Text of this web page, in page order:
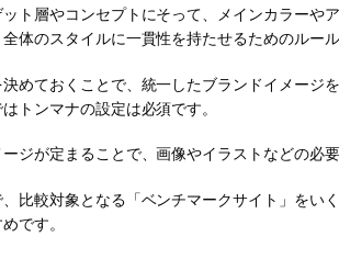
ト層やコンセプトにそって、メインカラー
体のスタイルに一貫性を持たせるためのルー
めておくことで、統一したブランドイメー
トンマナの設定は必須です。
ジが定まることで、画像やイラストなどの必
比較対象となる「ベンチマークサイト」を
です。